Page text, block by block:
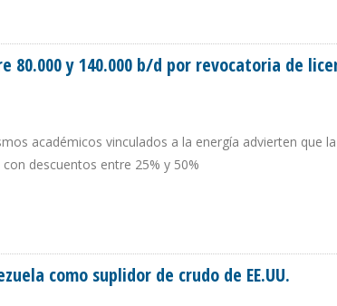
80.000 y 140.000 b/d por revocatoria de
académicos vinculados a la energía advierten que
descuentos entre 25% y 50%
como suplidor de crudo de EE.UU.